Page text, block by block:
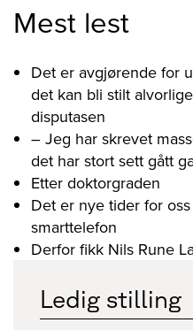
Ledig stilling
Mest lest
Det er avgjørende for
det kan bli stilt
disputasen
– Jeg har skrevet
det har stort sett gått
Etter doktorgraden
Det er nye tider for
smarttelefon
Derfor fikk Nils Rune